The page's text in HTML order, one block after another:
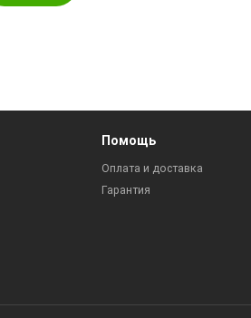
Помощь
Оплата и доставка
Гарантия